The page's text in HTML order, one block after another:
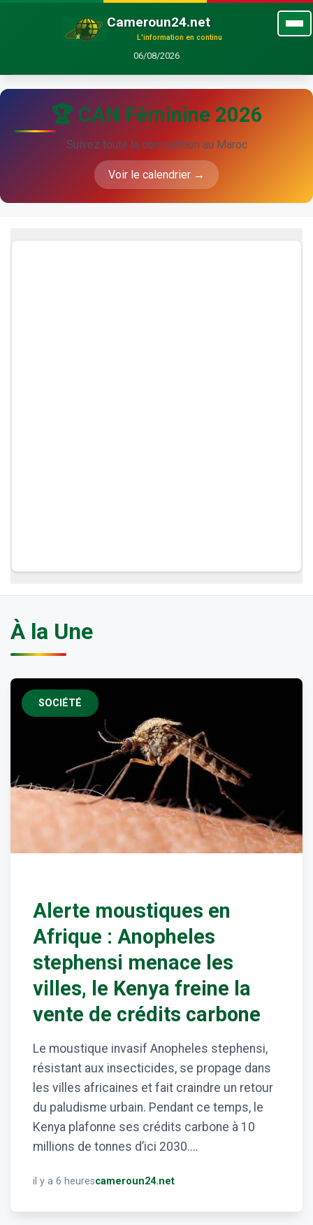
Cameroun24.net
L'information en continu
06/08/2026
🏆 CAN Féminine 2026
Suivez toute la compétition au Maroc
Voir le calendrier →
À la Une
SOCIÉTÉ
Alerte moustiques en
Afrique : Anopheles
stephensi menace les
villes, le Kenya freine la
vente de crédits carbone
Le moustique invasif Anopheles stephensi,
résistant aux insecticides, se propage dans
les villes africaines et fait craindre un retour
du paludisme urbain. Pendant ce temps, le
Kenya plafonne ses crédits carbone à 10
millions de tonnes d’ici 2030....
il y a 6 heurescameroun24.net